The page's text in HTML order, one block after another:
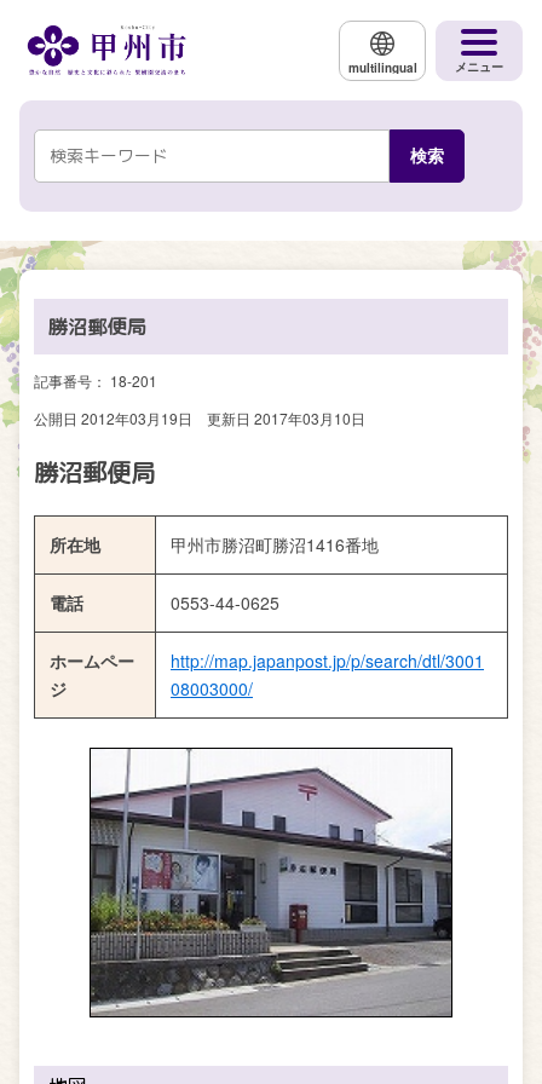
multilingual メニュー
勝沼郵便局
記事番号： 18-201
公開日 2012年03月19日
更新日 2017年03月10日
勝沼郵便局
所在地 甲州市勝沼町勝沼1416番地
電話 0553-44-0625
ホームペー
ジ
http://map.japanpost.jp/p/search/dtl/3001
08003000/